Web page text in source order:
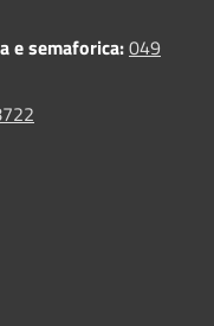
e semaforica:049